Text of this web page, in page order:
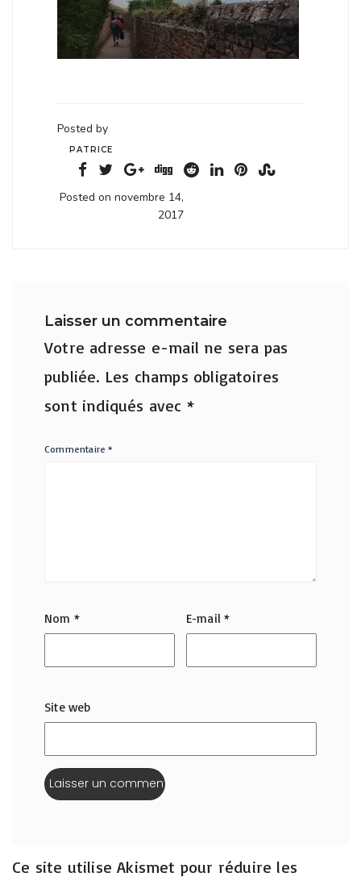
Posted by
PATRICE
Posted on novembre 14,
2017
Laisser un commentaire
Votre adresse e-mail ne sera pas
publiée. Les champs obligatoires
sont indiqués avec *
Commentaire*
Nom * E-mail*
Site web
Ce site utilise Akismet pour réduire les